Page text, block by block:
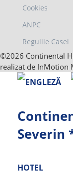
Cookies
ANPC
Regulile Casei
©2026 Continental
realizat de InMotion
Severin
HOTEL